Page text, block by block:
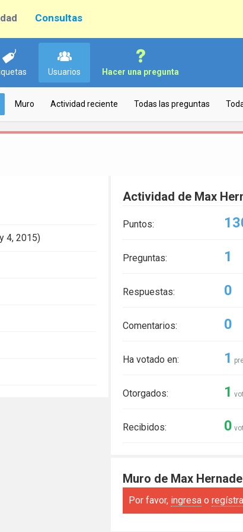
Consultas
Usuarios Hacer una pregunta
Muro Actividad reciente Todas las preguntas
4, 2015)
Actividad de Max
Puntos:
Preguntas: 1
Respuestas: 0
Comentarios: 0
Ha votado en: 1
Otorgados: 1
Recibidos: 0
Muro de Max
Por favor, ingresa o